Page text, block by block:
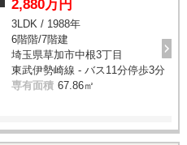
2,880万円
3LDK / 1988年
6階階/7階建
埼玉県草加市中根3丁目
東武伊勢崎線 - バス11分停歩3分
専有面積 67.86㎡